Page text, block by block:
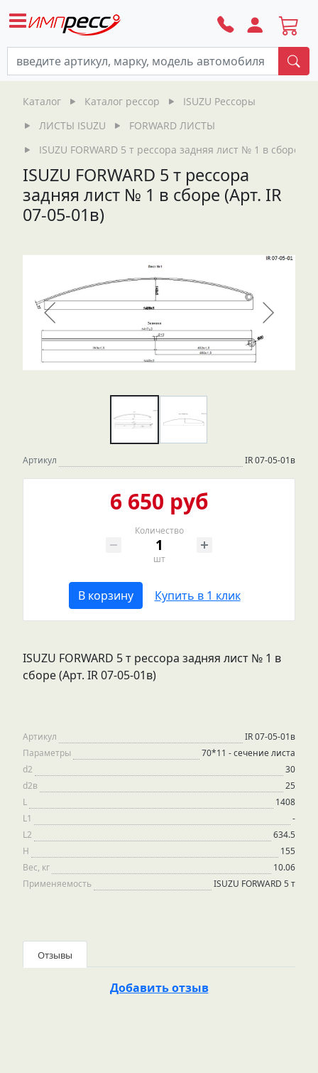
Каталог Каталог рессор
ISUZU Рессоры
ЛИСТЫ ISUZU
FORWARD ЛИСТЫ
ISUZU FORWARD 5 т рессора задняя лист № 1 в сборе
ISUZU FORWARD 5 т рессора
задняя лист № 1 в сборе (Арт. IR
07-05-01в)
Артикул IR 07-05-01в
6 650 руб
Количество
шт
В корзину Купить в 1 клик
ISUZU FORWARD 5 т рессора задняя лист № 1 в
сборе (Арт. IR 07-05-01в)
Артикул
IR 07-05-01в
Параметры
70*11 - сечение листа
d2
30
d2в
25
L
1408
L1
-
L2
634.5
H
155
Вес, кг
10.06
Применяемость
ISUZU FORWARD 5 т
Отзывы
Добавить отзыв